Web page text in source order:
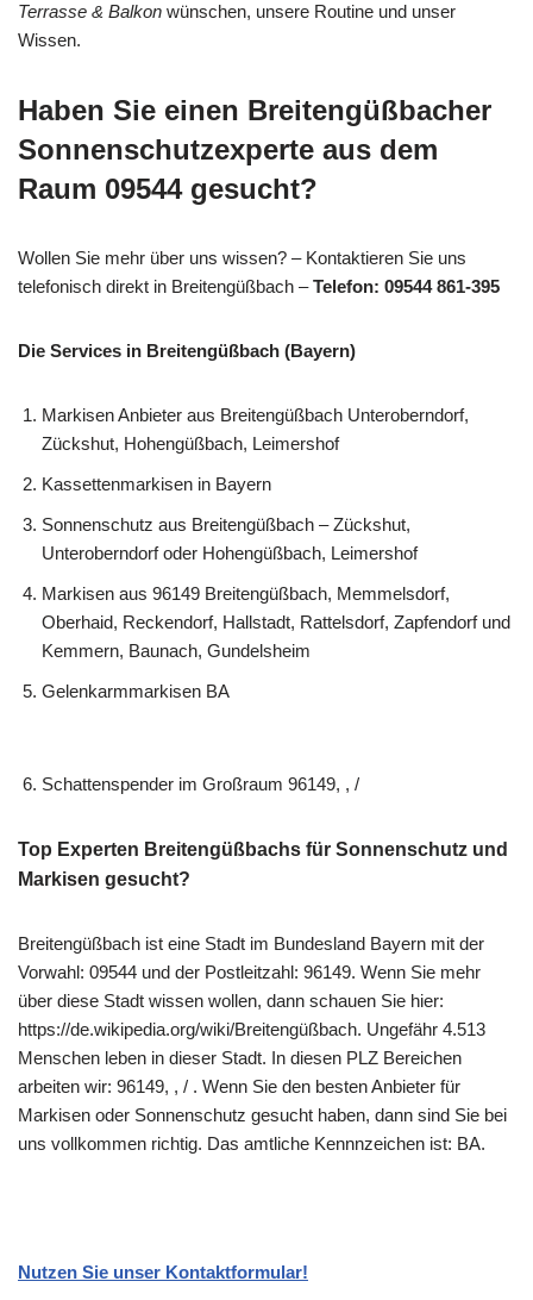
Terrasse & Balkon wünschen, unsere Routine und unser
Wissen.
Haben Sie einen Breitengüßbacher
Sonnenschutzexperte aus dem
Raum 09544 gesucht?
Wollen Sie mehr über uns wissen? – Kontaktieren Sie uns
telefonisch direkt in Breitengüßbach –Telefon: 09544 861-395
Die Services in Breitengüßbach (Bayern)
Markisen Anbieter aus Breitengüßbach Unteroberndorf,
Zückshut, Hohengüßbach, Leimershof
Kassettenmarkisen in Bayern
Sonnenschutz aus Breitengüßbach – Zückshut,
Unteroberndorf oder Hohengüßbach, Leimershof
Markisen aus 96149 Breitengüßbach, Memmelsdorf,
Oberhaid, Reckendorf, Hallstadt, Rattelsdorf, Zapfendorf und
Kemmern, Baunach, Gundelsheim
Gelenkarmmarkisen BA
Schattenspender im Großraum 96149, , /
Top Experten Breitengüßbachs für Sonnenschutz und
Markisen gesucht?
Breitengüßbach ist eine Stadt im Bundesland Bayern mit der
Vorwahl: 09544 und der Postleitzahl: 96149. Wenn Sie mehr
über diese Stadt wissen wollen, dann schauen Sie hier:
https://de.wikipedia.org/wiki/Breitengüßbach. Ungefähr 4.513
Menschen leben in dieser Stadt. In diesen PLZ Bereichen
arbeiten wir: 96149, , / . Wenn Sie den besten Anbieter für
Markisen oder Sonnenschutz gesucht haben, dann sind Sie bei
uns vollkommen richtig. Das amtliche Kennnzeichen ist: BA.
Nutzen Sie unser Kontaktformular!